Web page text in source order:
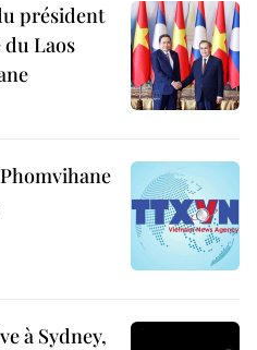
président
du Laos
à Sydney,